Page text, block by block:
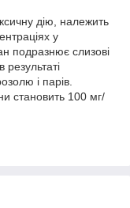
дію, належить
у
подразнює слизові
і парів.
становить 100 мг/